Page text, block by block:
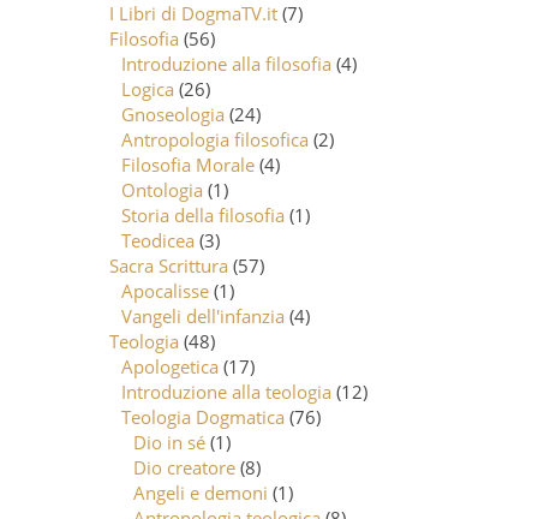
I Libri di DogmaTV.it (7)
Filosofia (56)
Introduzione alla filosofia (4)
Logica (26)
Gnoseologia (24)
Antropologia filosofica (2)
Filosofia Morale (4)
Ontologia (1)
Storia della filosofia (1)
Teodicea (3)
Sacra Scrittura (57)
Apocalisse (1)
Vangeli dell'infanzia (4)
Teologia (48)
Apologetica (17)
Introduzione alla teologia (12)
Teologia Dogmatica (76)
Dio in sé (1)
Dio creatore (8)
Angeli e demoni (1)